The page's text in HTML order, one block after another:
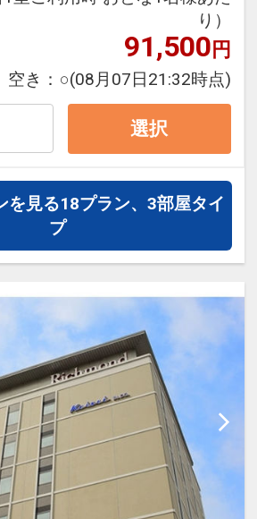
ご確認のうえ、予約にお進
年7月1日～2026年9月
コース番号：DP-1-
り）
91,500円
空き： ○(08月07日21:32時点)
選択
を見る18プラン、3部屋タイ
プ